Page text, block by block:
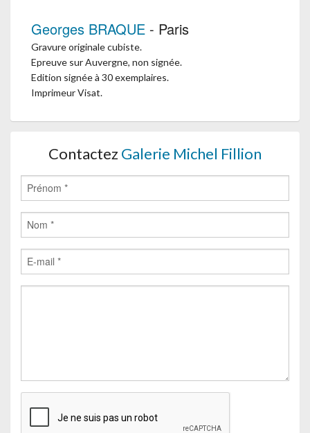
Georges BRAQUE - Paris
Gravure originale cubiste.
Epreuve sur Auvergne, non signée.
Edition signée à 30 exemplaires.
Imprimeur Visat.
Contactez Galerie Michel Fillion